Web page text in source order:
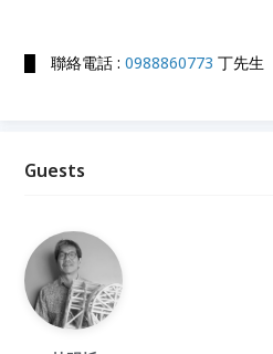
█ 聯絡電話 : 0988860773 丁先生
Guests